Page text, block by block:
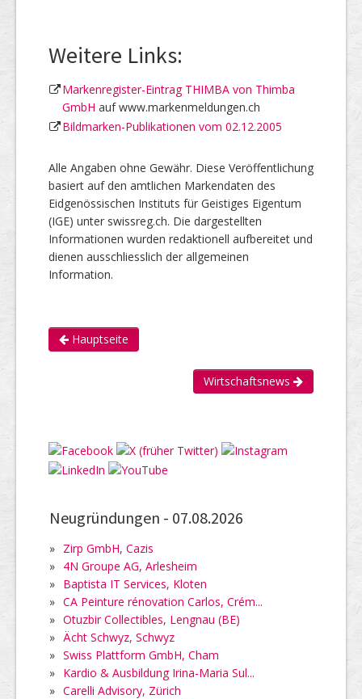
Weitere Links:
Markenregister-Eintrag THIMBA von Thimba
GmbH auf www.markenmeldungen.ch
Bildmarken-Publikationen vom 02.12.2005
Alle Angaben ohne Gewähr. Diese Veröffentlichung
basiert auf den amtlichen Markendaten des
Eidgenössischen Instituts für Geistiges Eigentum
(IGE) unter swissreg.ch. Die dargestellten
Informationen wurden redaktionell aufbereitet und
dienen ausschliesslich der allgemeinen
Information.
Hauptseite
Wirtschaftsnews
Neugründungen - 07.08.2026
» Zirp GmbH, Cazis
» 4N Groupe AG, Arlesheim
» Baptista IT Services, Kloten
» CA Peinture rénovation Carlos, Crém...
» Otuzbir Collectibles, Lengnau (BE)
» Ächt Schwyz, Schwyz
» Swiss Plattform GmbH, Cham
» Kardio & Ausbildung Irina-Maria Sul...
» Carelli Advisory, Zürich